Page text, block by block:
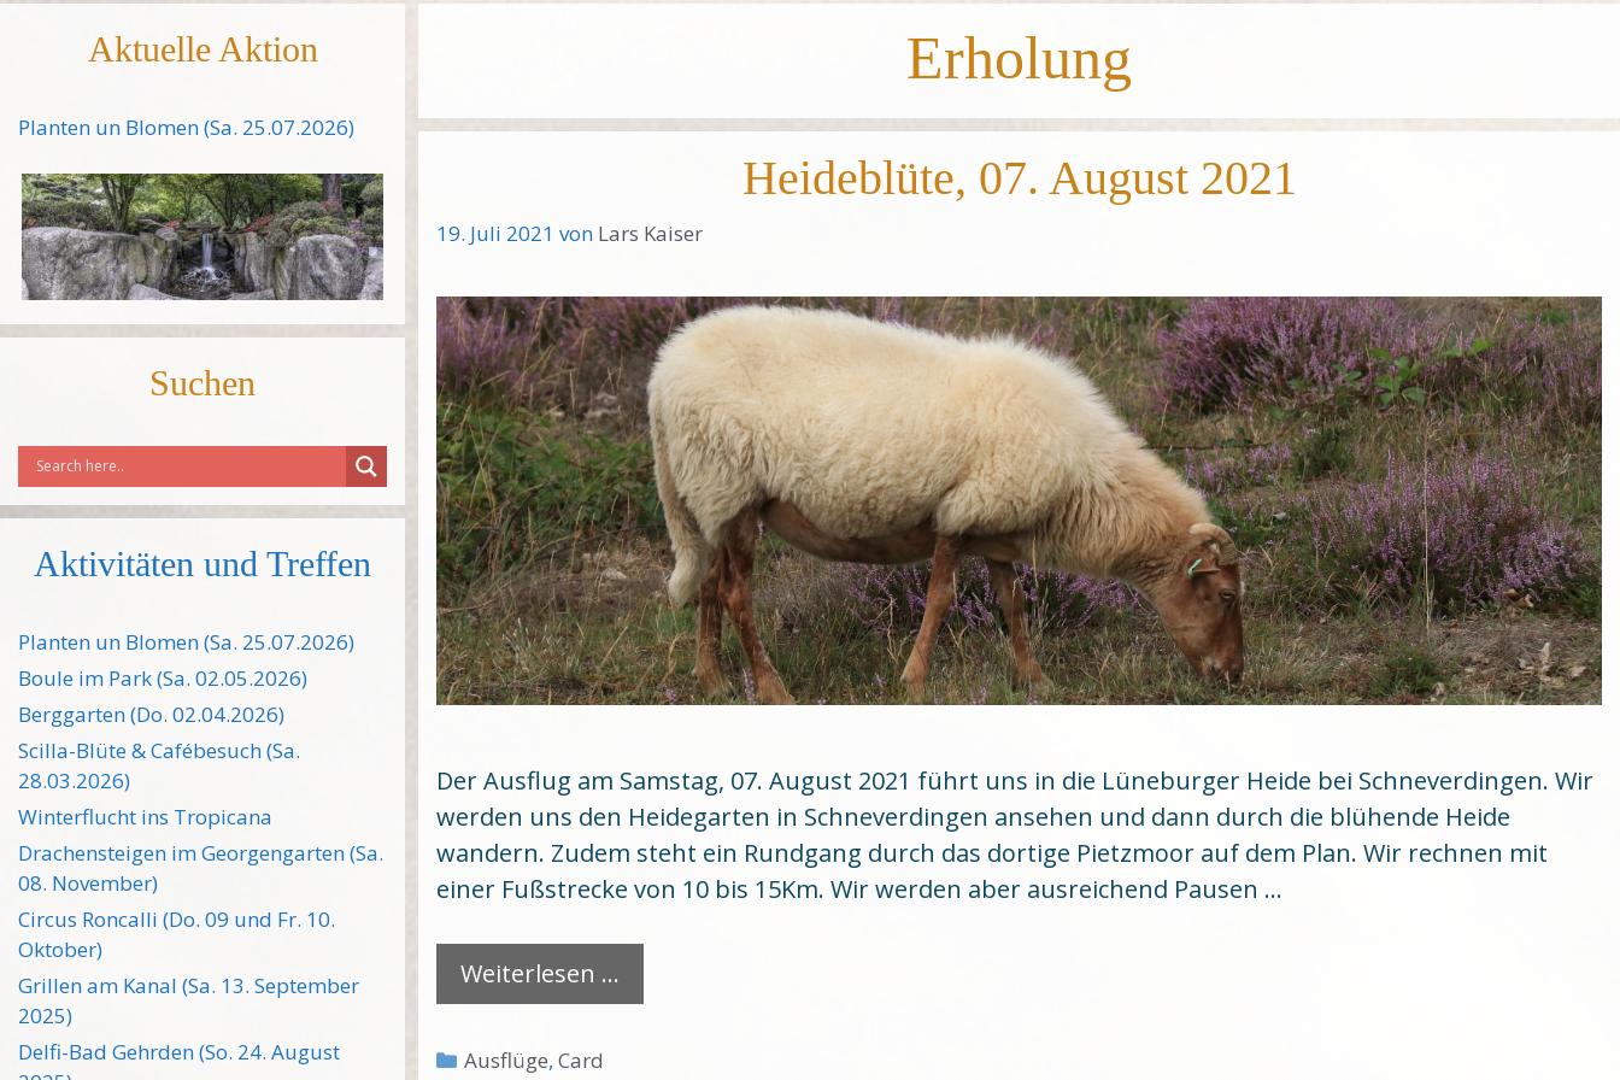
Erholung
Heideblüte, 07. August 2021
19. Juli 2021 von Lars Kaiser
Der Ausflug am Samstag, 07. August 2021 führt uns in die Lüneburger Heide bei Schneverdingen. Wir
werden uns den Heidegarten in Schneverdingen ansehen und dann durch die blühende Heide
wandern. Zudem steht ein Rundgang durch das dortige Pietzmoor auf dem Plan. Wir rechnen mit
einer Fußstrecke von 10 bis 15Km. Wir werden aber ausreichend Pausen …
Weiterlesen …
Kategorien
Ausflüge,Card
Aktuelle Aktion
Planten un Blomen (Sa. 25.07.2026)
Suchen
Aktivitäten und Treffen
Planten un Blomen (Sa. 25.07.2026)
Boule im Park (Sa. 02.05.2026)
Berggarten (Do. 02.04.2026)
Scilla-Blüte & Cafébesuch (Sa.
28.03.2026)
Winterflucht ins Tropicana
Drachensteigen im Georgengarten (Sa.
08. November)
Circus Roncalli (Do. 09 und Fr. 10.
Oktober)
Grillen am Kanal (Sa. 13. September
2025)
Delfi-Bad Gehrden (So. 24. August